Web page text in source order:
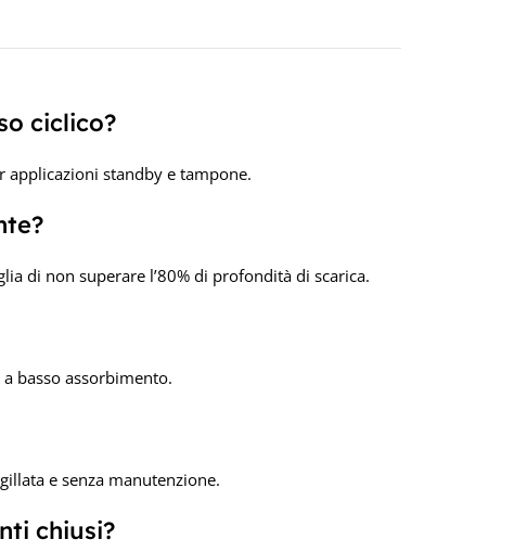
ciclico?
applicazioni standby e tampone.
di non superare l’80% di profondità di scarica.
basso assorbimento.
e senza manutenzione.
chiusi?